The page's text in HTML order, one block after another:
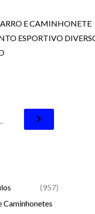
E CAMINHONETE
ESPORTIVO
(957)
Caminhonetes